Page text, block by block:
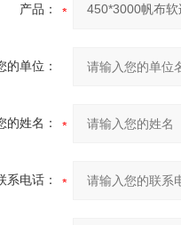
产品：
的单位：
的姓名：
系电话：